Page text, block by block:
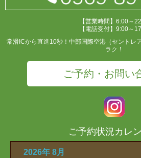
【営業時間】6:00～
【電話受付】9:00～
常滑ICから直進10秒！中部国際空港（セントレ
ラク！
ご予約・お問い
ご予約状況カレ
2026年 8月